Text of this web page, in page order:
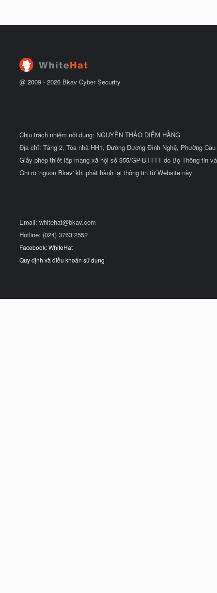
@ 2009 - 2026 Bkav Cyber Security
Chịu trách nhiệm nội dung: NGUYỄN THẢO DIỄM HẰNG
Địa chỉ: Tầng 2, Tòa nhà HH1, Đường Dương Đình Nghệ, Phường
Giấy phép thiết lập mạng xã hội số 355/GP-BTTTT do Bộ Thông tin
Ghi rõ 'nguồn Bkav' khi phát hành lại thông tin từ Website này
Email: whitehat@bkav.com
Hotline: (024) 3763 2552
Facebook: WhiteHat
Quy định và điều khoản sử dụng